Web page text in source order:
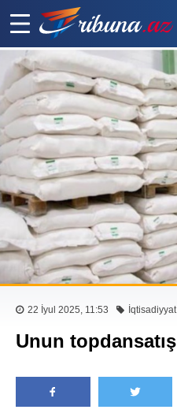
22 İyul 2025, 11:53 İqtisadiyyat
Unun topdansatış